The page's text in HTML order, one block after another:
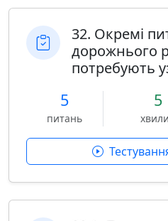
32. Окремі
дорожнього
потребують
5
питань
5